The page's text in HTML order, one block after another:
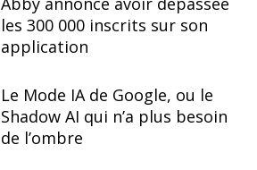
les 300 000 inscrits sur son
application
Le Mode IA de Google, ou le
Shadow AI qui n’a plus besoin
de l’ombre